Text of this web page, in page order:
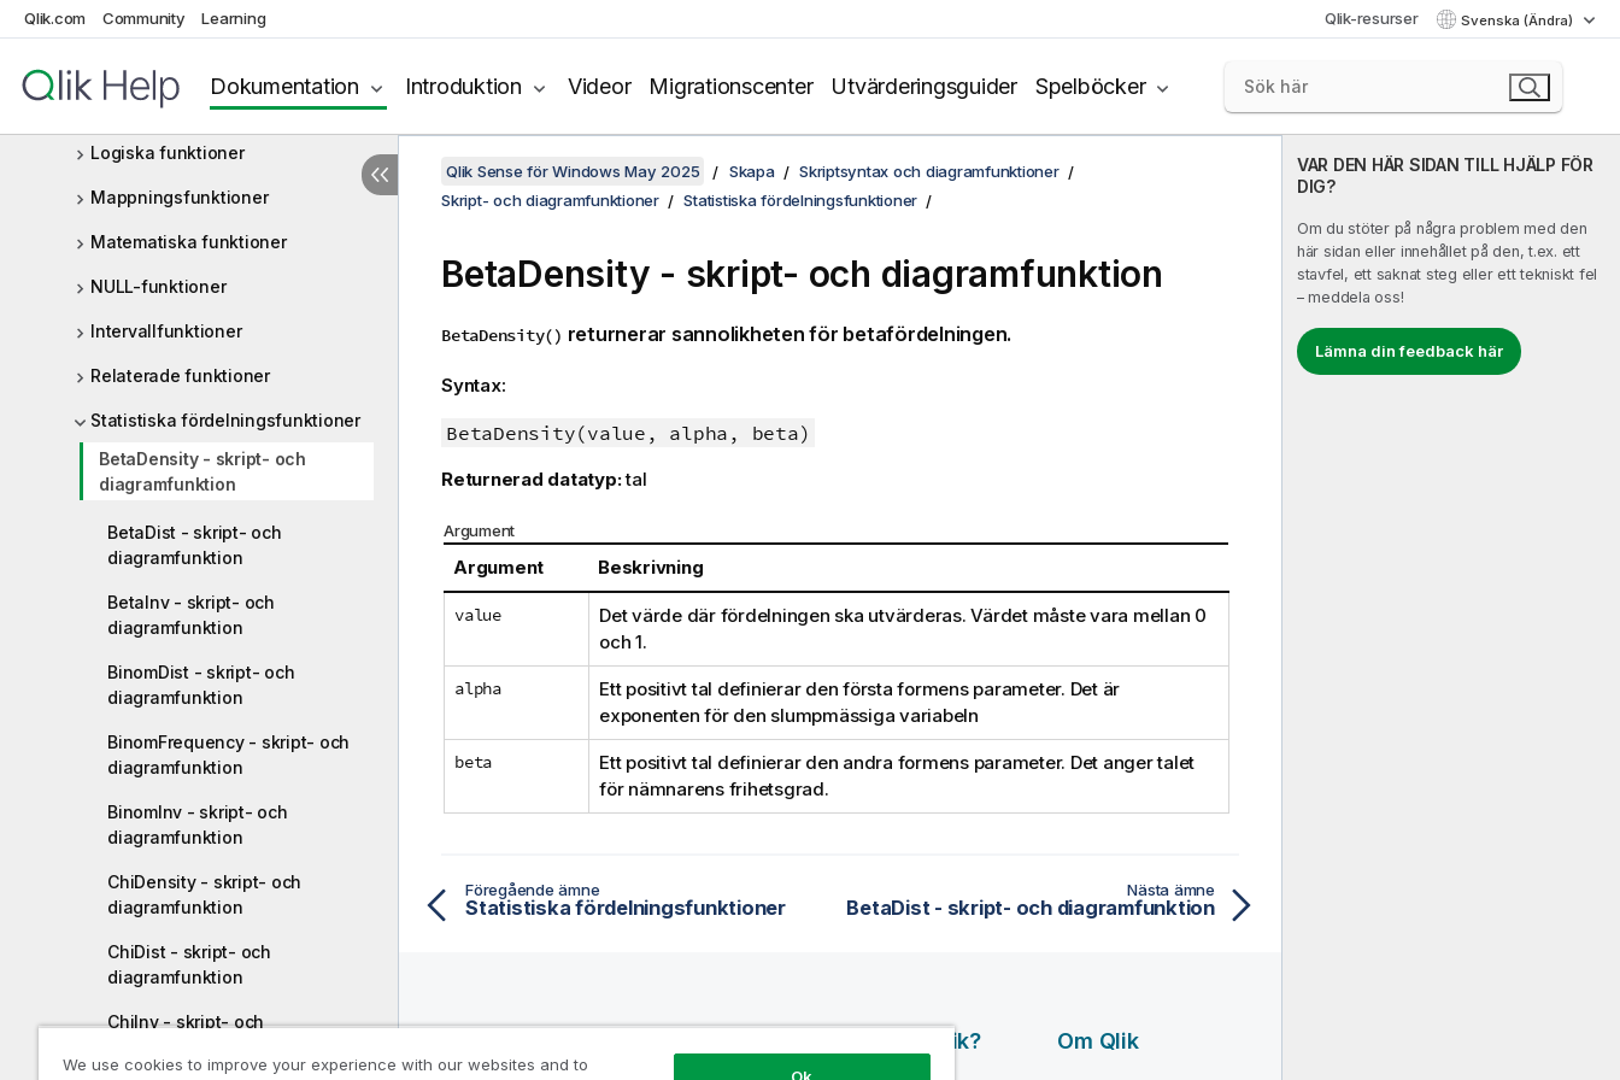
Qlik.com Community Learning Qlik-resurser Svenska (Ändra)
Dokumentation Introduktion Videor Migrationscenter Utvärderingsguider Spelböcker
Geospatiala funktioner
Postöverskridande funktioner
Logiska funktioner
Mappningsfunktioner
Matematiska funktioner
NULL-funktioner
Intervallfunktioner
Relaterade funktioner
Statistiska fördelningsfunktioner
BetaDensity - skript- och
diagramfunktion
BetaDist - skript- och
diagramfunktion
BetaInv - skript- och
diagramfunktion
BinomDist - skript- och
diagramfunktion
BinomFrequency - skript- och
diagramfunktion
BinomInv - skript- och
diagramfunktion
ChiDensity - skript- och
diagramfunktion
ChiDist - skript- och
diagramfunktion
ChiInv - skript- och
VAR DEN HÄR SIDAN TILL HJÄLP FÖR
DIG?
Om du stöter på några problem med den
här sidan eller innehållet på den, t.ex. ett
stavfel, ett saknat steg eller ett tekniskt fel
– meddela oss!
Lämna din feedback här
Qlik Sense för Windows May 2025 Skapa
Skriptsyntax och diagramfunktioner
Skript- och diagramfunktioner
Statistiska fördelningsfunktioner
BetaDensity - skript- och diagramfunktion
BetaDensity() returnerar sannolikheten för betafördelningen.
Syntax:
BetaDensity(value, alpha, beta)
Returnerad datatyp:tal
Argument
Argument Beskrivning
value
Det värde där fördelningen ska utvärderas. Värdet måste vara mellan 0
och 1.
alpha
Ett positivt tal definierar den första formens parameter. Det är
exponenten för den slumpmässiga variabeln
beta
Ett positivt tal definierar den andra formens parameter. Det anger talet
för nämnarens frihetsgrad.
Föregående ämne
Statistiska fördelningsfunktioner
Nästa ämne
BetaDist - skript- och diagramfunktion
Varför Qlik? Om Qlik
We use cookies to improve your experience with our websites and to